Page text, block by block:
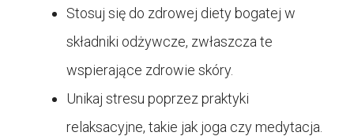
Stosuj się do zdrowej diety bogatej w
składniki odżywcze, zwłaszcza te
wspierające zdrowie skóry.
Unikaj stresu poprzez praktyki
relaksacyjne, takie jak joga czy medytacja.